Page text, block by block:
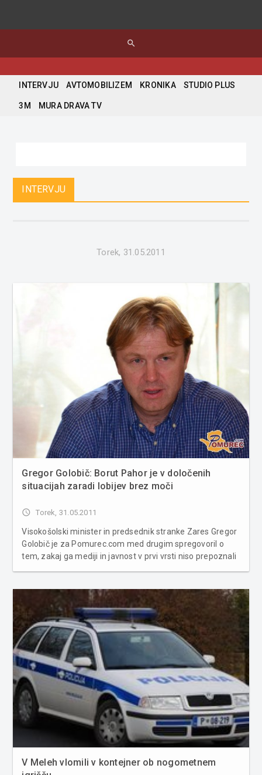
search
INTERVJU AVTOMOBILIZEM KRONIKA STUDIO PLUS
3M MURA DRAVA TV
INTERVJU
Torek, 31.05.2011
Gregor Golobič: Borut Pahor je v določenih
situacijah zaradi lobijev brez moči
access_time Torek, 31.05.2011
Visokošolski minister in predsednik stranke Zares Gregor
Golobič je za Pomurec.com med drugim spregovoril o
tem, zakaj ga mediji in javnost v prvi vrsti niso prepoznali
V Meleh vlomili v kontejner ob nogometnem